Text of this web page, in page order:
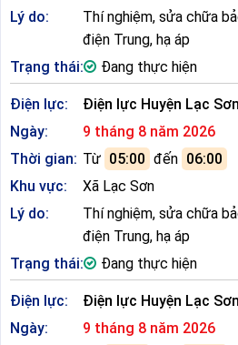
Lý do:
Thí nghiệm, sửa chữa
điện Trung, hạ áp
Trạng thái:
Đang thực hiện
Điện lực:
Điện lực Huyện Lạc Sơn
Ngày:
9 tháng 8 năm 2026
Thời gian: Từ 05:00 đến 06:00
Khu vực:
Xã Lạc Sơn
Lý do:
Thí nghiệm, sửa chữa
điện Trung, hạ áp
Trạng thái:
Đang thực hiện
Điện lực:
Điện lực Huyện Lạc Sơn
Ngày:
9 tháng 8 năm 2026